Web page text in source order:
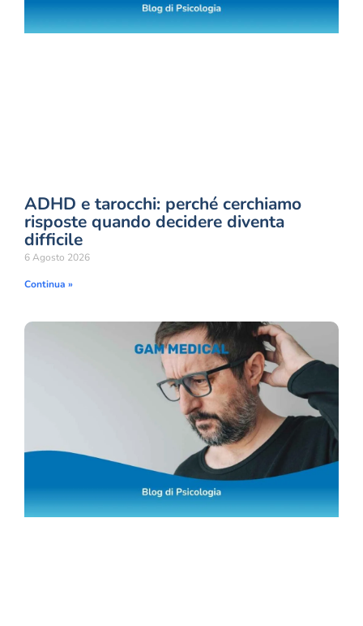
ADHD e tarocchi: perché cerchiamo
risposte quando decidere diventa
difficile
6 Agosto 2026
Continua »